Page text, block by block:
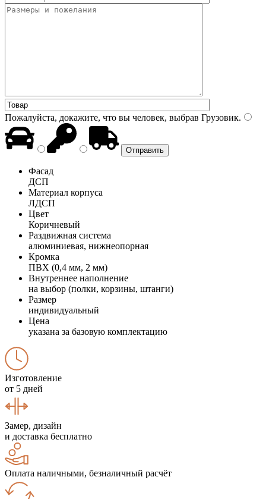
Пожалуйста, докажите, что вы человек, выбрав Грузовик.
Фасад
ДСП
Материал корпуса
ЛДСП
Цвет
Коричневый
Раздвижная система
алюминиевая, нижнеопорная
Кромка
ПВХ (0,4 мм, 2 мм)
Внутреннее наполнение
на выбор (полки, корзины, штанги)
Размер
индивидуальный
Цена
указана за базовую комплектацию
Изготовление
от 5 дней
Замер, дизайн
и доставка бесплатно
Оплата наличными, безналичный расчёт